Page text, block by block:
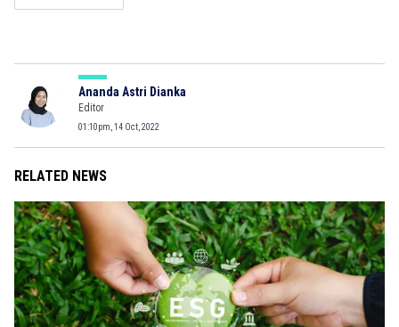
Ananda Astri Dianka
Editor
01:10pm, 14 Oct, 2022
RELATED NEWS